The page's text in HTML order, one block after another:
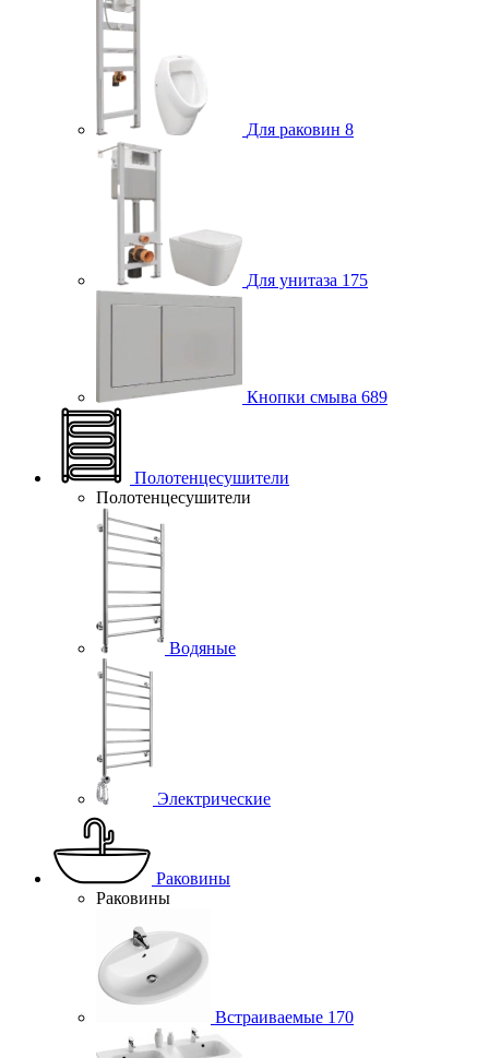
Для раковин 8
Для унитаза 175
Кнопки смыва 689
Полотенцесушители
Полотенцесушители
Водяные
Электрические
Раковины
Раковины
Встраиваемые 170